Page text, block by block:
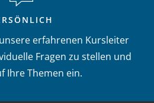
erfahrenen Kursleiter
Fragen zu stellen und
Ihre Themen ein.